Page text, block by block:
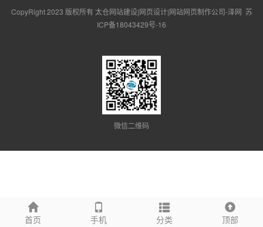
首页 手机 分类 顶部
CopyRight 2023 版权所有 太仓网站建设|网页设计|网站网页制作公司-泽网 苏
ICP备18043429号-16
微信二维码